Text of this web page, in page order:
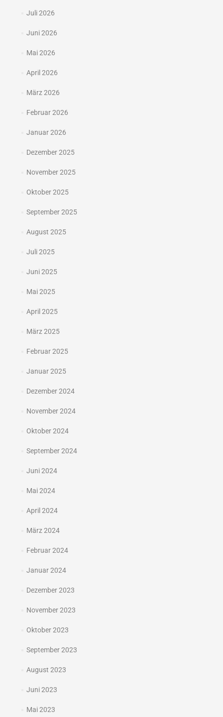
Juli 2026
Juni 2026
Mai 2026
April 2026
März 2026
Februar 2026
Januar 2026
Dezember 2025
November 2025
Oktober 2025
September 2025
August 2025
Juli 2025
Juni 2025
Mai 2025
April 2025
März 2025
Februar 2025
Januar 2025
Dezember 2024
November 2024
Oktober 2024
September 2024
Juni 2024
Mai 2024
April 2024
März 2024
Februar 2024
Januar 2024
Dezember 2023
November 2023
Oktober 2023
September 2023
August 2023
Juni 2023
Mai 2023